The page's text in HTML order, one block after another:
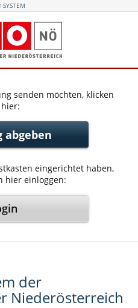
SYSTEM
senden möchten, klicken
abgeben
eingerichtet haben,
hier einloggen:
der
Niederösterreich